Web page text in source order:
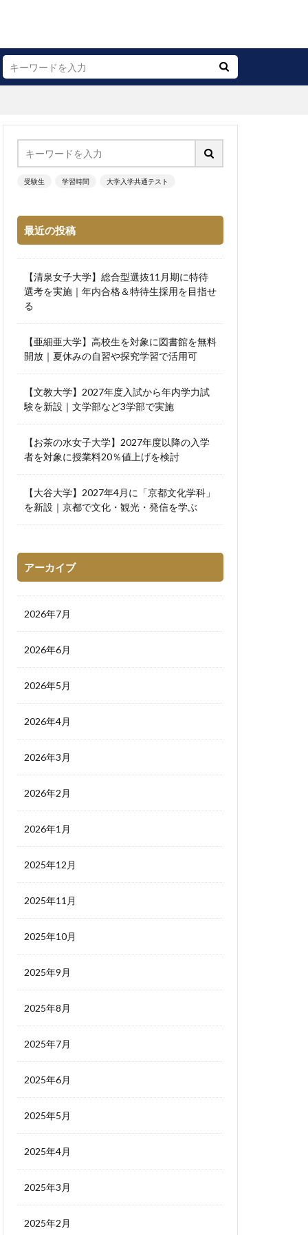
受験生 学習時間 大学入学共通テスト
最近の投稿
【清泉女子大学】総合型選抜11月期に特待
選考を実施｜年内合格＆特待生採用を目指せ
る
【亜細亜大学】高校生を対象に図書館を無料
開放｜夏休みの自習や探究学習で活用可
【文教大学】2027年度入試から年内学力試
験を新設｜文学部など3学部で実施
【お茶の水女子大学】2027年度以降の入学
者を対象に授業料20％値上げを検討
【大谷大学】2027年4月に「京都文化学科」
を新設｜京都で文化・観光・発信を学ぶ
アーカイブ
2026年7月
2026年6月
2026年5月
2026年4月
2026年3月
2026年2月
2026年1月
2025年12月
2025年11月
2025年10月
2025年9月
2025年8月
2025年7月
2025年6月
2025年5月
2025年4月
2025年3月
2025年2月